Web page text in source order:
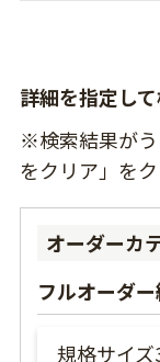
詳細を指定し
※検索結果が
をクリア」を
オーダーカ
フルオーダ
規格サイズ